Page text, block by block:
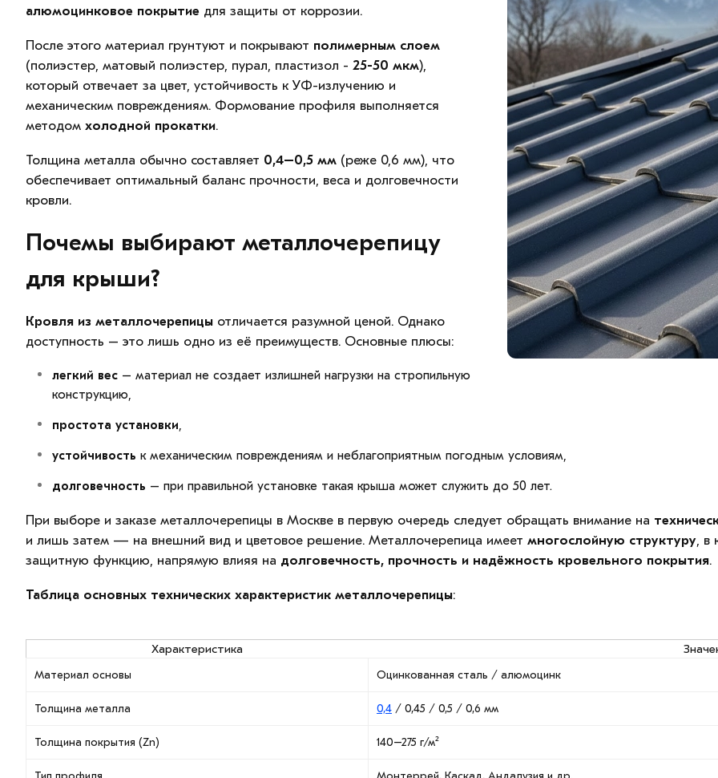
алюмоцинковое покрытие для защиты от коррозии.
После этого материал грунтуют и покрывают полимерным слоем
(полиэстер, матовый полиэстер, пурал, пластизол - 25-50 мкм),
который отвечает за цвет, устойчивость к УФ-излучению и
механическим повреждениям. Формование профиля выполняется
методом холодной прокатки.
Толщина металла обычно составляет 0,4–0,5 мм (реже 0,6 мм), что
обеспечивает оптимальный баланс прочности, веса и долговечности
кровли.
Почемы выбирают металлочерепицу
для крыши?
Кровля из металлочерепицы отличается разумной ценой. Однако
доступность – это лишь одно из её преимуществ. Основные плюсы:
легкий вес – материал не создает излишней нагрузки на стропильную
конструкцию,
простота установки,
устойчивость к механическим повреждениям и неблагоприятным погодным условиям,
долговечность – при правильной установке такая крыша может служить до 50 лет.
При выборе и заказе металлочерепицы в Москве в первую очередь следует обращать внимание на
и лишь затем — на внешний вид и цветовое решение. Металлочерепица имеет многослойную структуру, в
защитную функцию, напрямую влияя на долговечность, прочность и надёжность кровельного покрытия.
Таблица основных технических характеристик металлочерепицы:
Характеристика
Материал основы Оцинкованная сталь / алюмоцинк
Толщина металла 0,4 / 0,45 / 0,5 / 0,6 мм
Толщина покрытия (Zn) 140–275 г/м²